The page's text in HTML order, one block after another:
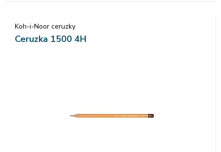
Koh-i-Noor ceruzky
Ceruzka 1500 4H